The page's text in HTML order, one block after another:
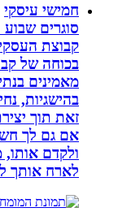
חמישי עיסקי
סוגרים שבוע עם
קבוצת העסקים
בכוחה של קבוצה
מאמינים בנתינה
בהישגיות,
זאת תוך יצירת
אם גם לך חשוב
ולקדם אותו,
לארח אותך